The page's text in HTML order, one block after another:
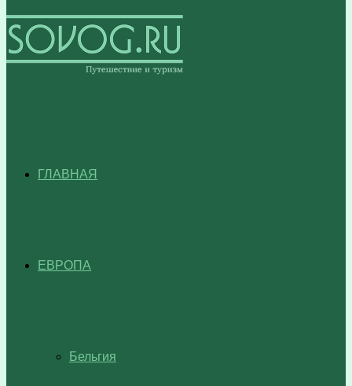
ГЛАВНАЯ
ЕВРОПА
Бельгия